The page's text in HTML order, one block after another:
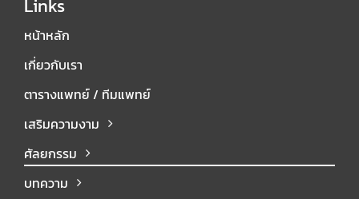
Links
หน้าหลัก
เกี่ยวกับเรา
ตารางแพทย์ / ทีมแพทย์
เสริมความงาม
ศัลยกรรม
บทความ